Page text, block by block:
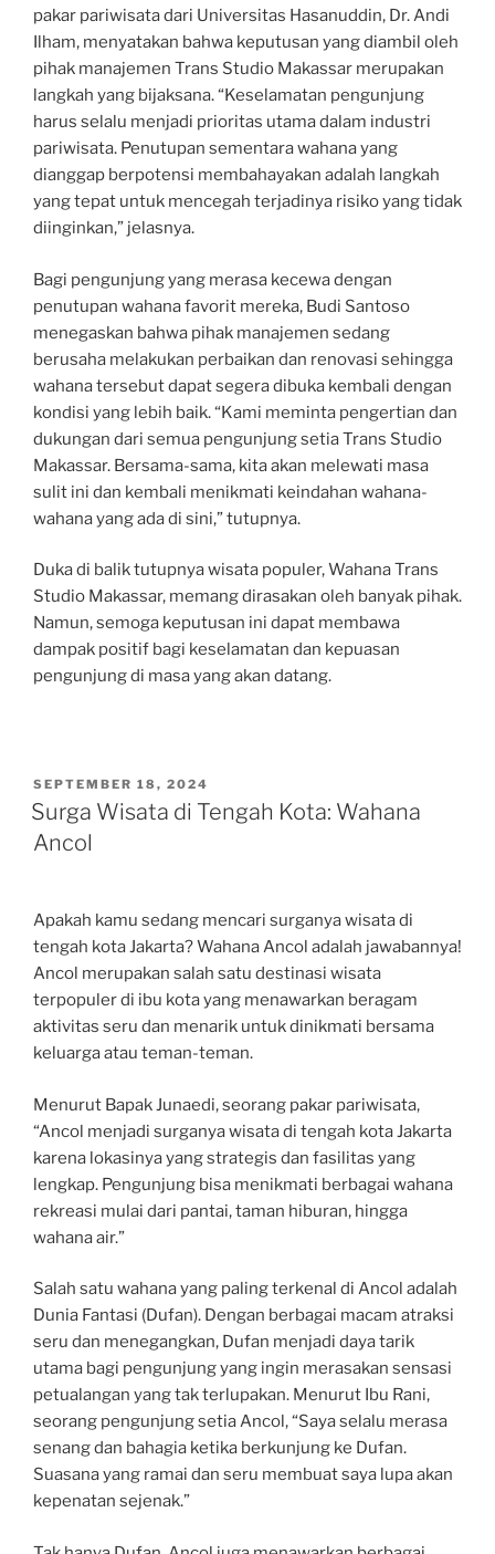
pakar pariwisata dari Universitas Hasanuddin, Dr. Andi
Ilham, menyatakan bahwa keputusan yang diambil oleh
pihak manajemen Trans Studio Makassar merupakan
langkah yang bijaksana. “Keselamatan pengunjung
harus selalu menjadi prioritas utama dalam industri
pariwisata. Penutupan sementara wahana yang
dianggap berpotensi membahayakan adalah langkah
yang tepat untuk mencegah terjadinya risiko yang tidak
diinginkan,” jelasnya.
Bagi pengunjung yang merasa kecewa dengan
penutupan wahana favorit mereka, Budi Santoso
menegaskan bahwa pihak manajemen sedang
berusaha melakukan perbaikan dan renovasi sehingga
wahana tersebut dapat segera dibuka kembali dengan
kondisi yang lebih baik. “Kami meminta pengertian dan
dukungan dari semua pengunjung setia Trans Studio
Makassar. Bersama-sama, kita akan melewati masa
sulit ini dan kembali menikmati keindahan wahana-
wahana yang ada di sini,” tutupnya.
Duka di balik tutupnya wisata populer, Wahana Trans
Studio Makassar, memang dirasakan oleh banyak pihak.
Namun, semoga keputusan ini dapat membawa
dampak positif bagi keselamatan dan kepuasan
pengunjung di masa yang akan datang.
POSTED
ON
SEPTEMBER 18, 2024
Surga Wisata di Tengah Kota: Wahana
Ancol
Apakah kamu sedang mencari surganya wisata di
tengah kota Jakarta? Wahana Ancol adalah jawabannya!
Ancol merupakan salah satu destinasi wisata
terpopuler di ibu kota yang menawarkan beragam
aktivitas seru dan menarik untuk dinikmati bersama
keluarga atau teman-teman.
Menurut Bapak Junaedi, seorang pakar pariwisata,
“Ancol menjadi surganya wisata di tengah kota Jakarta
karena lokasinya yang strategis dan fasilitas yang
lengkap. Pengunjung bisa menikmati berbagai wahana
rekreasi mulai dari pantai, taman hiburan, hingga
wahana air.”
Salah satu wahana yang paling terkenal di Ancol adalah
Dunia Fantasi (Dufan). Dengan berbagai macam atraksi
seru dan menegangkan, Dufan menjadi daya tarik
utama bagi pengunjung yang ingin merasakan sensasi
petualangan yang tak terlupakan. Menurut Ibu Rani,
seorang pengunjung setia Ancol, “Saya selalu merasa
senang dan bahagia ketika berkunjung ke Dufan.
Suasana yang ramai dan seru membuat saya lupa akan
kepenatan sejenak.”